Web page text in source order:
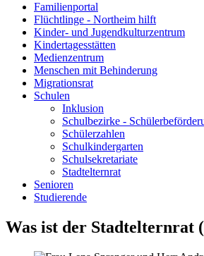
Familienportal
Flüchtlinge - Northeim hilft
Kinder- und Jugendkulturzentrum
Kindertagesstätten
Medienzentrum
Menschen mit Behinderung
Migrationsrat
Schulen
Inklusion
Schulbezirke -
Schülerzahlen
Schulkindergarten
Schulsekretariate
Stadtelternrat
Senioren
Studierende
Was ist der Stadtelternrat